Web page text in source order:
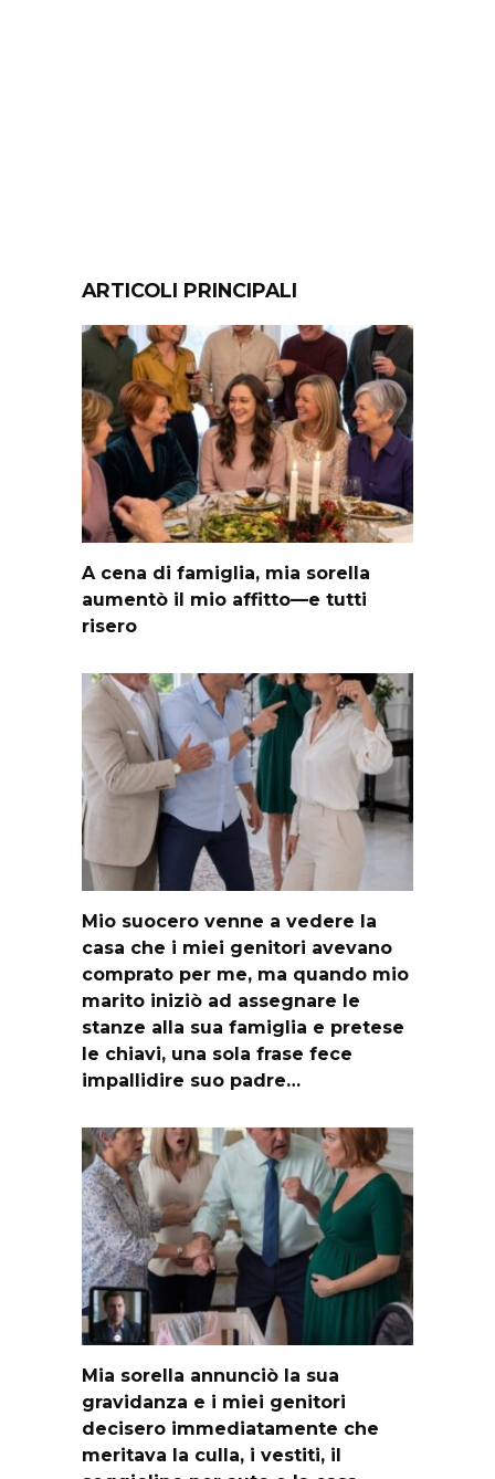
ARTICOLI PRINCIPALI
A cena di famiglia, mia sorella
aumentò il mio affitto—e tutti
risero
Mio suocero venne a vedere la
casa che i miei genitori avevano
comprato per me, ma quando mio
marito iniziò ad assegnare le
stanze alla sua famiglia e pretese
le chiavi, una sola frase fece
impallidire suo padre…
Mia sorella annunciò la sua
gravidanza e i miei genitori
decisero immediatamente che
meritava la culla, i vestiti, il